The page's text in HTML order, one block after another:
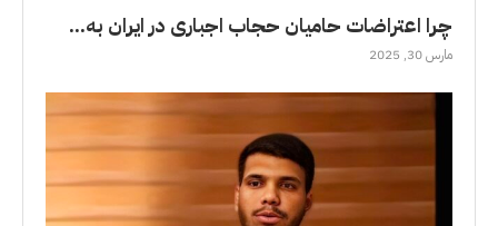
چرا اعتراضات حامیان حجاب اجباری در ایران به...
مارس 30, 2025